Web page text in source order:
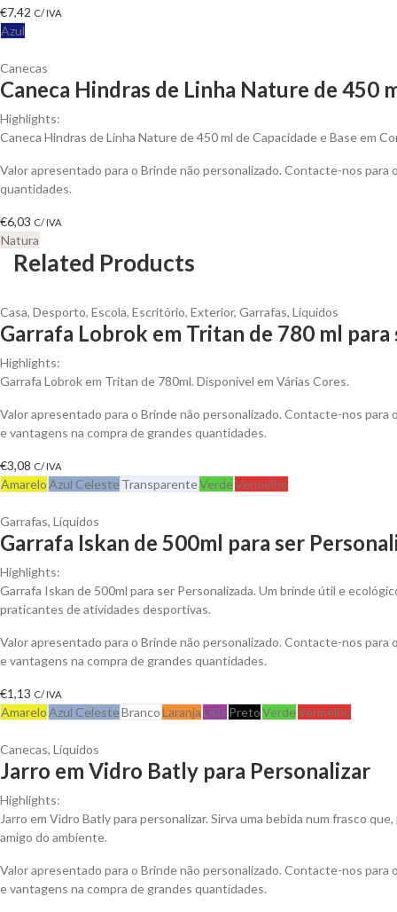
€7,42 C/ IVA
Azul
Canecas
Caneca Hindras de Linha Nature de 450
Highlights:
Caneca Hindras de Linha Nature de 450 ml de Capacidade e Base em
Valor apresentado para o Brinde não personalizado. Contacte-nos
quantidades.
€6,03 C/ IVA
Natura
Related Products
Casa, Desporto, Escola, Escritório, Exterior, Garrafas, Líquidos
Garrafa Lobrok em Tritan de 780 ml para
Highlights:
Garrafa Lobrok em Tritan de 780ml. Disponível em Várias Cores.
Valor apresentado para o Brinde não personalizado. Contacte-nos para
e vantagens na compra de grandes quantidades.
€3,08 C/ IVA
AmareloAzul Celeste TransparenteVerdeVermelho
Garrafas, Líquidos
Garrafa Iskan de 500ml para ser
Highlights:
Garrafa Iskan de 500ml para ser Personalizada. Um brinde útil e
praticantes de atividades desportivas.
Valor apresentado para o Brinde não personalizado. Contacte-nos para
e vantagens na compra de grandes quantidades.
€1,13 C/ IVA
AmareloAzul CelesteBrancoLaranja Lilás PretoVerdeVermelho
Canecas, Líquidos
Jarro em Vidro Batly para Personalizar
Highlights:
Jarro em Vidro Batly para personalizar. Sirva uma bebida num frasco
amigo do ambiente.
Valor apresentado para o Brinde não personalizado. Contacte-nos para
e vantagens na compra de grandes quantidades.